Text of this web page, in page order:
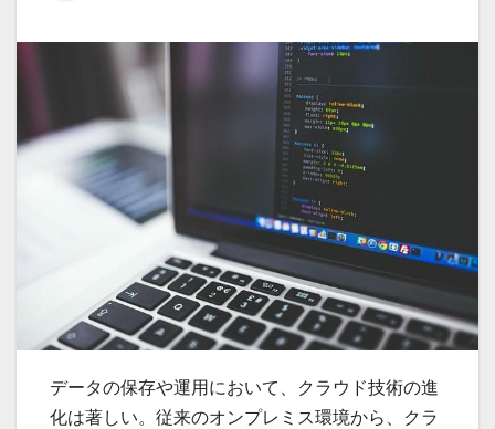
データの保存や運用において、クラウド技術の進
化は著しい。 従来のオンプレミス環境から、クラ